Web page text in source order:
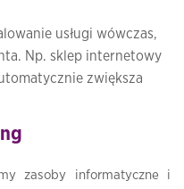
usługi wówczas,
Np. sklep internetowy
zwiększa
zasoby informatyczne i